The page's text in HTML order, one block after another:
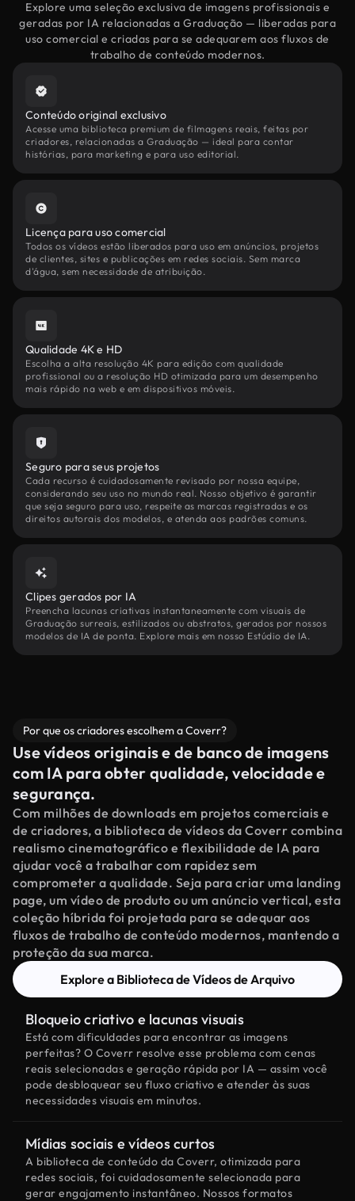
Explore uma seleção exclusiva de imagens profissionais e
geradas por IA relacionadas a Graduação — liberadas para
uso comercial e criadas para se adequarem aos fluxos de
trabalho de conteúdo modernos.
Conteúdo original exclusivo
Acesse uma biblioteca premium de filmagens reais, feitas por
criadores, relacionadas a Graduação — ideal para contar
histórias, para marketing e para uso editorial.
Licença para uso comercial
Todos os vídeos estão liberados para uso em anúncios, projetos
de clientes, sites e publicações em redes sociais. Sem marca
d'água, sem necessidade de atribuição.
Qualidade 4K e HD
Escolha a alta resolução 4K para edição com qualidade
profissional ou a resolução HD otimizada para um desempenho
mais rápido na web e em dispositivos móveis.
Seguro para seus projetos
Cada recurso é cuidadosamente revisado por nossa equipe,
considerando seu uso no mundo real. Nosso objetivo é garantir
que seja seguro para uso, respeite as marcas registradas e os
direitos autorais dos modelos, e atenda aos padrões comuns.
Clipes gerados por IA
Preencha lacunas criativas instantaneamente com visuais de
Graduação surreais, estilizados ou abstratos, gerados por nossos
modelos de IA de ponta. Explore mais em nosso Estúdio de IA.
Por que os criadores escolhem a Coverr?
Use vídeos originais e de banco de imagens
com IA para obter qualidade, velocidade e
segurança.
Com milhões de downloads em projetos comerciais e
de criadores, a biblioteca de vídeos da Coverr combina
realismo cinematográfico e flexibilidade de IA para
ajudar você a trabalhar com rapidez sem
comprometer a qualidade. Seja para criar uma landing
page, um vídeo de produto ou um anúncio vertical, esta
coleção híbrida foi projetada para se adequar aos
fluxos de trabalho de conteúdo modernos, mantendo a
proteção da sua marca.
Explore a Biblioteca de Vídeos de Arquivo
Bloqueio criativo e lacunas visuais
Está com dificuldades para encontrar as imagens
perfeitas? O Coverr resolve esse problema com cenas
reais selecionadas e geração rápida por IA — assim você
pode desbloquear seu fluxo criativo e atender às suas
necessidades visuais em minutos.
Mídias sociais e vídeos curtos
A biblioteca de conteúdo da Coverr, otimizada para
redes sociais, foi cuidadosamente selecionada para
gerar engajamento instantâneo. Nossos formatos